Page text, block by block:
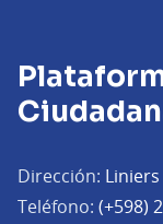
Dirección:
Teléfono: (+598)